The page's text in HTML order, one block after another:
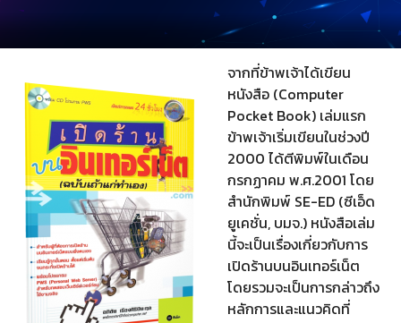
จากที่ข้าพเจ้าได้เขียน
หนังสือ (Computer
Pocket Book) เล่มแรก
ข้าพเจ้าเริ่มเขียนในช่วงปี
2000 ได้ตีพิมพ์ในเดือน
กรกฏาคม พ.ศ.2001 โดย
สำนักพิมพ์ SE-ED (ซีเอ็ด
ยูเคชั่น, บมจ.) หนังสือเล่ม
นี้จะเป็นเรื่องเกี่ยวกับการ
เปิดร้านบนอินเทอร์เน็ต
โดยรวมจะเป็นการกล่าวถึง
หลักการและแนวคิดที่